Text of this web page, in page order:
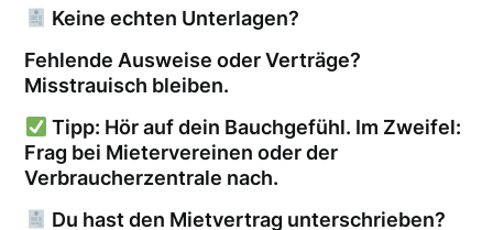
Keine echten Unterlagen?
Fehlende Ausweise oder Verträge?
Misstrauisch bleiben.
Tipp: Hör auf dein Bauchgefühl. Im Zweifel:
Frag bei Mietervereinen oder der
Verbraucherzentrale nach.
Du hast den Mietvertrag unterschrieben?